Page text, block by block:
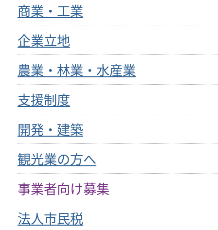
商業・工業
企業立地
農業・林業・水産業
支援制度
開発・建築
観光業の方へ
事業者向け募集
法人市民税